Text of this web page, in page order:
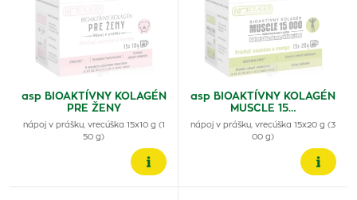
asp BIOAKTÍVNY KOLAGÉN
PRE ŽENY
nápoj v prášku, vrecúška 15x10 g (1
50 g)
asp BIOAKTÍVNY KOLAGÉN
MUSCLE 15…
nápoj v prášku, vrecúška 15x20 g (3
00 g)